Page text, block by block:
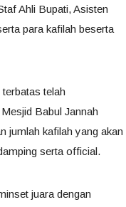
Ahli Bupati, Asisten
para kafilah beserta
telah
Babul Jannah
jumlah kafilah yang akan
serta official.
juara dengan